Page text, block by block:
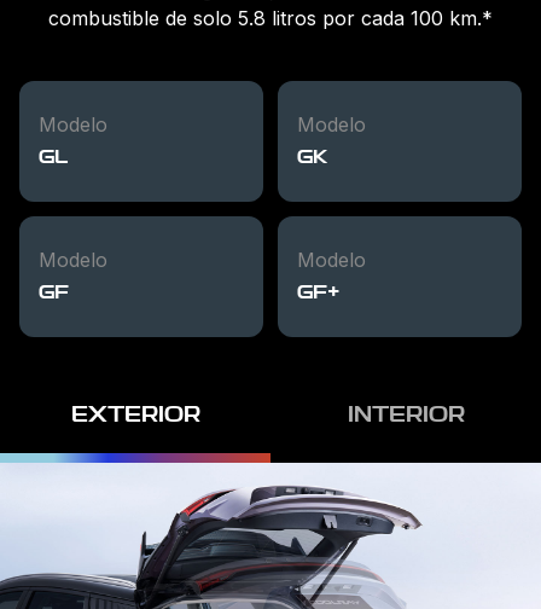
combustible de solo 5.8 litros por cada 100 km.*
Modelo
GL
Modelo
GK
Modelo
GF
Modelo
GF+
EXTERIOR INTERIOR